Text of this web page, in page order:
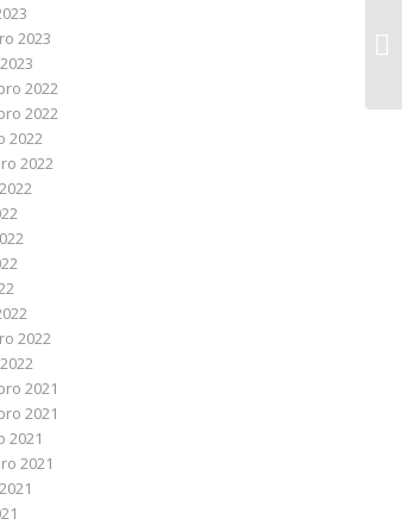
2023
2022
2022
2022
2022
2022
2021
2021
2021
2021